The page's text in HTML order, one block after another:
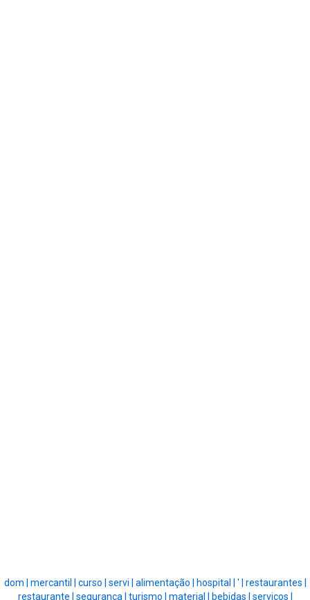
dom | mercantil | curso | servi | alimentação | hospital | ' | restaurantes |
restaurante | segurança | turismo | material | bebidas | serviços |